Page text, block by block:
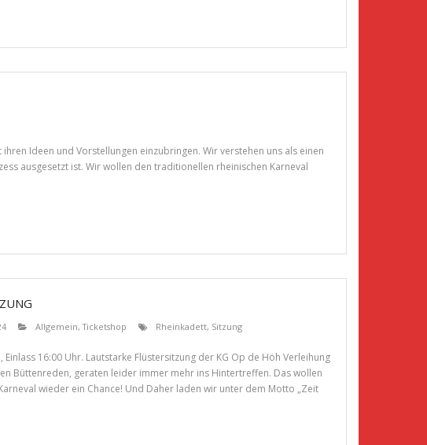
Ideen und Vorstellungen einzubringen. Wir verstehen uns als einen
ausgesetzt ist. Wir wollen den traditionellen rheinischen Karneval
Allgemein,Ticketshop Rheinkadett, Sitzung
16:00 Uhr. Lautstarke Flüstersitzung der KG Op de Höh Verleihung
Büttenreden, geraten leider immer mehr ins Hintertreffen. Das wollen
wieder ein Chance! Und Daher laden wir unter dem Motto „Zeit